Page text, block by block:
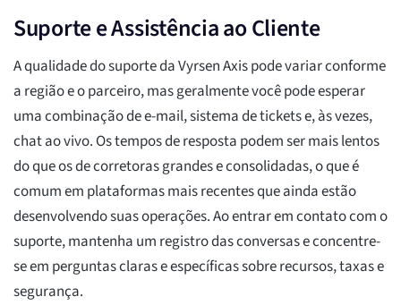
Suporte e Assistência ao Cliente
A qualidade do suporte da Vyrsen Axis pode variar conforme
a região e o parceiro, mas geralmente você pode esperar
uma combinação de e-mail, sistema de tickets e, às vezes,
chat ao vivo. Os tempos de resposta podem ser mais lentos
do que os de corretoras grandes e consolidadas, o que é
comum em plataformas mais recentes que ainda estão
desenvolvendo suas operações. Ao entrar em contato com o
suporte, mantenha um registro das conversas e concentre-
se em perguntas claras e específicas sobre recursos, taxas e
segurança.